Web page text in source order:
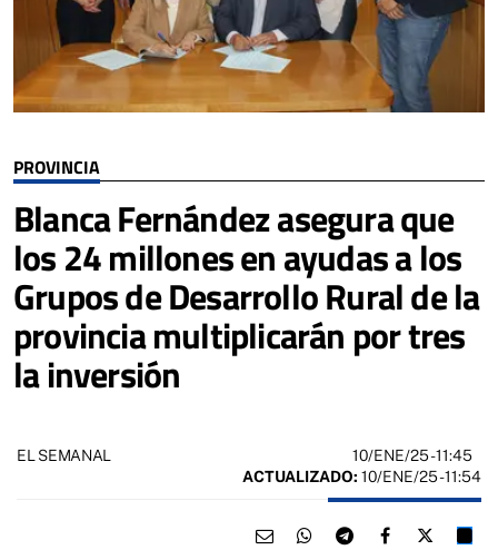
PROVINCIA
Blanca Fernández asegura que
los 24 millones en ayudas a los
Grupos de Desarrollo Rural de la
provincia multiplicarán por tres
la inversión
EL SEMANAL 10/ENE/25- 11:45
ACTUALIZADO: 10/ENE/25 - 11:54